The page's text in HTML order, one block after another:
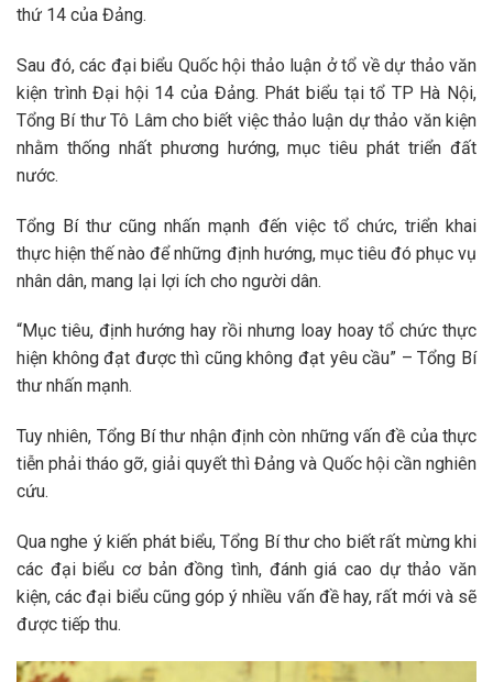
thứ 14 của Đảng.
Sau đó, các đại biểu Quốc hội thảo luận ở tổ về dự thảo văn
kiện trình Đại hội 14 của Đảng. Phát biểu tại tổ TP Hà Nội,
Tổng Bí thư Tô Lâm cho biết việc thảo luận dự thảo văn kiện
nhằm thống nhất phương hướng, mục tiêu phát triển đất
nước.
Tổng Bí thư cũng nhấn mạnh đến việc tổ chức, triển khai
thực hiện thế nào để những định hướng, mục tiêu đó phục vụ
nhân dân, mang lại lợi ích cho người dân.
“Mục tiêu, định hướng hay rồi nhưng loay hoay tổ chức thực
hiện không đạt được thì cũng không đạt yêu cầu” – Tổng Bí
thư nhấn mạnh.
Tuy nhiên, Tổng Bí thư nhận định còn những vấn đề của thực
tiễn phải tháo gỡ, giải quyết thì Đảng và Quốc hội cần nghiên
cứu.
Qua nghe ý kiến phát biểu, Tổng Bí thư cho biết rất mừng khi
các đại biểu cơ bản đồng tình, đánh giá cao dự thảo văn
kiện, các đại biểu cũng góp ý nhiều vấn đề hay, rất mới và sẽ
được tiếp thu.